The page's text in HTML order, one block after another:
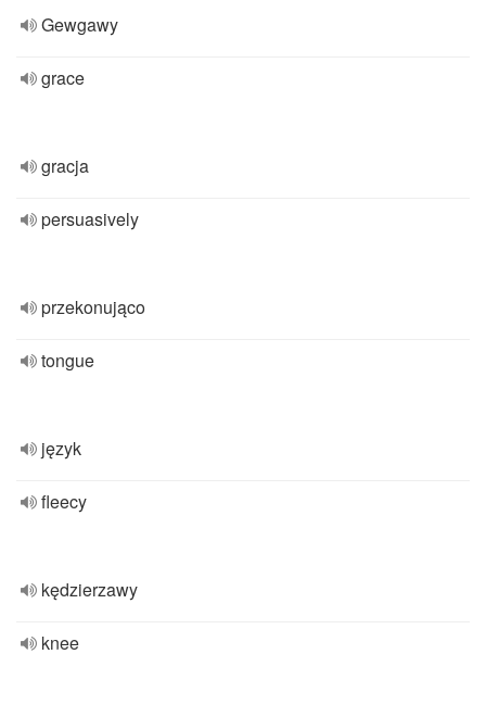
Gewgawy
grace
gracja
persuasively
przekonująco
tongue
język
fleecy
kędzierzawy
knee